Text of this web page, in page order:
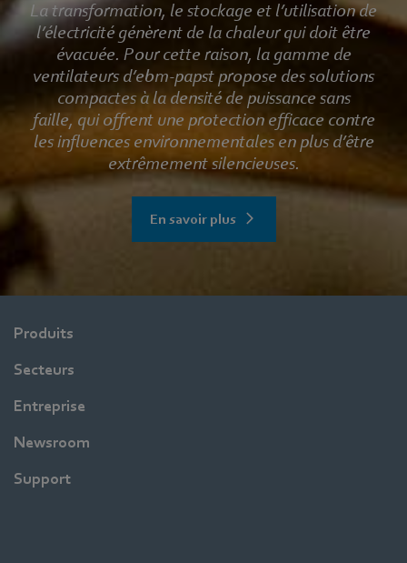
La transformation, le stockage et l’utilisation de
l’électricité génèrent de la chaleur qui doit être
évacuée. Pour cette raison, la gamme de
ventilateurs d’ebm‑papst propose des solutions
compactes à la densité de puissance sans
faille, qui offrent une protection efficace contre
les influences environnementales en plus d’être
extrêmement silencieuses.
En savoir plus
Produits
Secteurs
Entreprise
Newsroom
Support